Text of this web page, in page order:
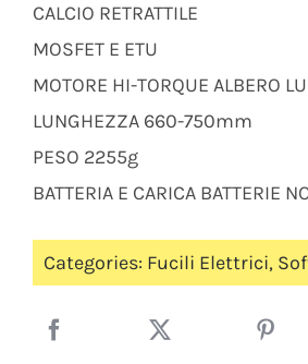
CALCIO RETRATTILE
MOSFET E ETU
MOTORE HI-TORQUE ALBERO
LUNGHEZZA 660-750mm
PESO 2255g
BATTERIA E CARICA BATTERIE
Categories: Fucili Elettrici,